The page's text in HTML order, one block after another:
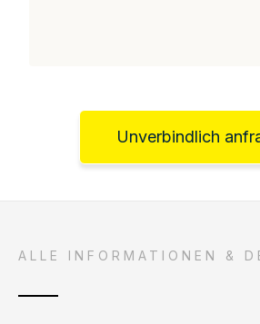
Unverbindlich
ALLE INFORMATIONEN &